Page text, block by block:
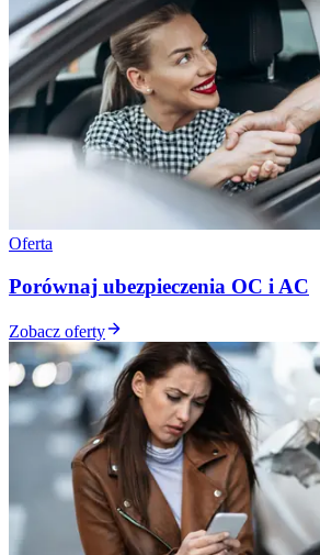
Oferta
Porównaj ubezpieczenia OC i AC
Zobacz oferty